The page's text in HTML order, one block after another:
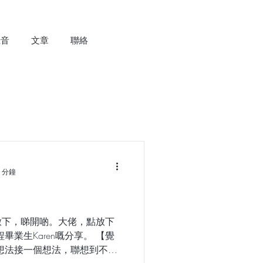
文章 聯絡
，睇開啲。大佬，點放下
業生Karen嘅分享。 【覺
接一個想法，聯想到不好
鐘